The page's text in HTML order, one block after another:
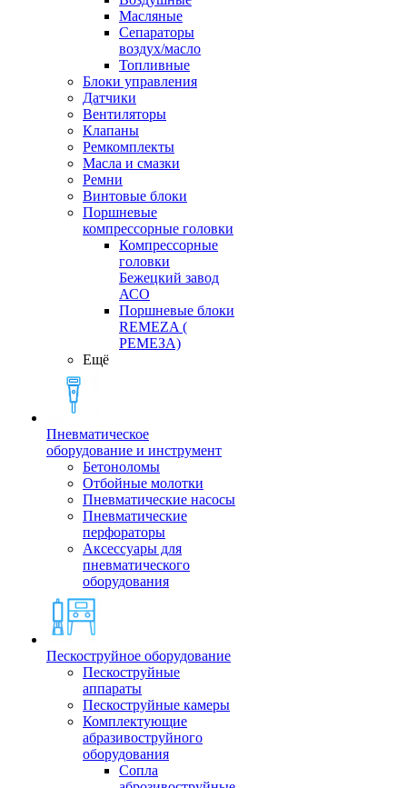
Масляные
Сепараторы
воздух/масло
Топливные
Блоки управления
Датчики
Вентиляторы
Клапаны
Ремкомплекты
Масла и смазки
Ремни
Винтовые блоки
Поршневые
компрессорные головки
Компрессорные
головки
Бежецкий завод
АСО
Поршневые блоки
REMEZA (
РЕМЕЗА)
Ещё
Пневматическое
оборудование и инструмент
Бетоноломы
Отбойные молотки
Пневматические насосы
Пневматические
перфораторы
Аксессуары для
пневматического
оборудования
Пескоструйное оборудование
Пескоструйные
аппараты
Пескоструйные камеры
Комплектующие
абразивоструйного
оборудования
Сопла